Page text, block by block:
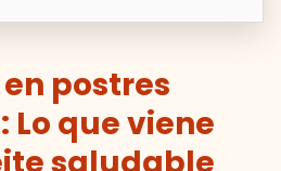
postres
que viene